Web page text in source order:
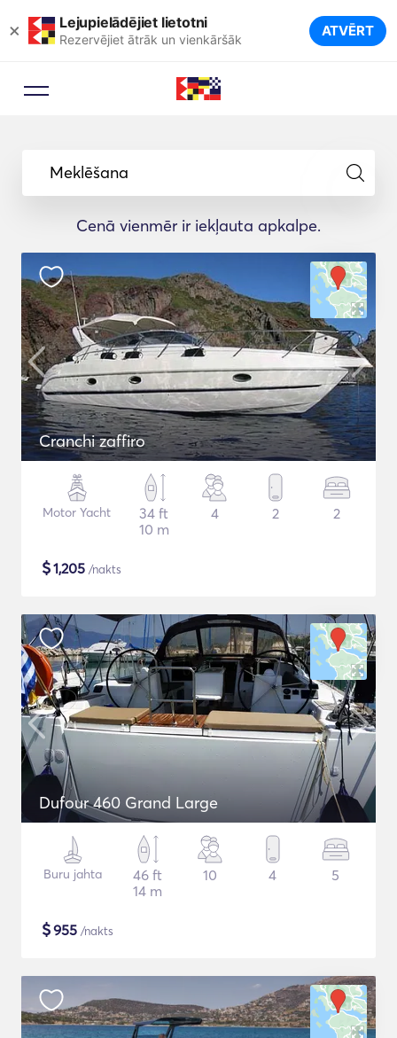
× Lejupielādējiet lietotni
Rezervējiet ātrāk un vienkāršāk ATVĒRT
Meklēšana
Cenā vienmēr ir iekļauta apkalpe.
Cranchi zaffiro
Motor Yacht
34 ft
10 m
4 2 2
$1,205 /nakts
Dufour 460 Grand Large
Buru jahta
46 ft
14 m
10 4 5
$955 /nakts